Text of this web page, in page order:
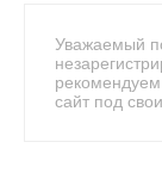
Уважаемый
сайт под